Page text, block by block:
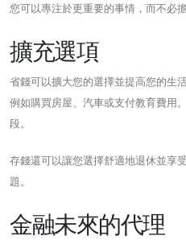
您可以專注於更重要的事情，而不必
擴充選項
省錢可以擴大您的選擇並提高您的生
例如購買房屋、汽車或支付教育費用
段。
存錢還可以讓您選擇舒適地退休並享
題。
金融未來的代理